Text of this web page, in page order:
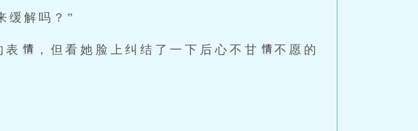
缓解吗？”
表 ，但看她脸上纠结了一下后心不甘
不愿的